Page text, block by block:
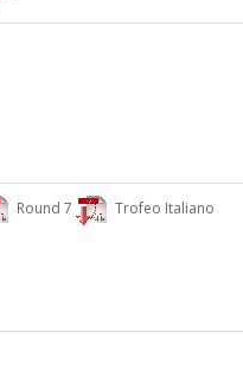
Round 7 Trofeo Italiano